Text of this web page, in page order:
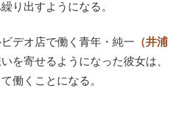
り出すようになる。
デオ店で働く青年・純一 （井浦
を寄せるようになった彼女は、
働くことになる。